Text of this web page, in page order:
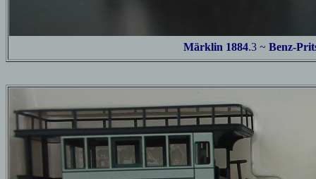
Märklin 1884.3 ~ Benz-